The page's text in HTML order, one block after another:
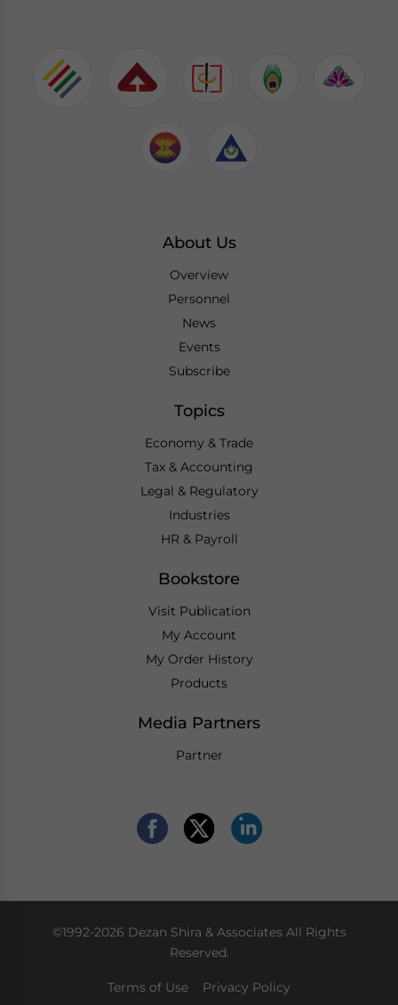
About Us
Overview
Personnel
News
Events
Subscribe
Topics
Economy & Trade
Tax & Accounting
Legal & Regulatory
Industries
HR & Payroll
Bookstore
Visit Publication
My Account
My Order History
Products
Media Partners
Partner
©1992-2026 Dezan Shira & Associates All Rights
Reserved.
Terms of Use Privacy Policy